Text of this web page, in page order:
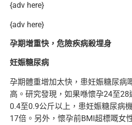
{adv here}
{adv here}
孕期增重快，危險疾病殺埋身
妊娠糖尿病
孕期體重增加太快，患妊娠糖尿病
高。研究發現，如果喺懷孕24至28
0.4至0.9公斤以上，患妊娠糖尿病
17倍。另外，懷孕前BMI超標嘅女